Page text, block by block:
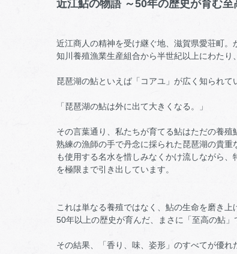
近江鮎の物語 ～50年の歴史が育む至
近江商人の精神を受け継ぐ地、滋賀県愛荘町
知川養殖漁業生産組合から半世紀以上にわたり
琵琶湖の鮎といえば「コアユ」が広く知られて
「琵琶湖の鮎は外に出て大きくなる。」
その言葉通り、私たちが育てる鮎はただの養殖
熟練の漁師の手で丹念に採られた琵琶湖の貴
も使用する名水を惜しみなくかけ流しながら
を極限まで引き出しています。
これは単なる養殖ではなく、鮎の生命を磨き上
50年以上の歴史が育んだ、まさに「至高の鮎」
その結果、「香り、味、姿形」のすべてが優れ